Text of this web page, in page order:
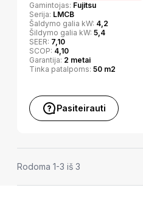
Gamintojas: Fujitsu
Serija: LMCB
Šaldymo galia kW: 4,2
Šildymo galia kW: 5,4
SEER: 7,10
SCOP: 4,10
Garantija: 2 metai
Tinka patalpoms: 50 m2
Pasiteirauti
Rodoma 1-3 iš 3